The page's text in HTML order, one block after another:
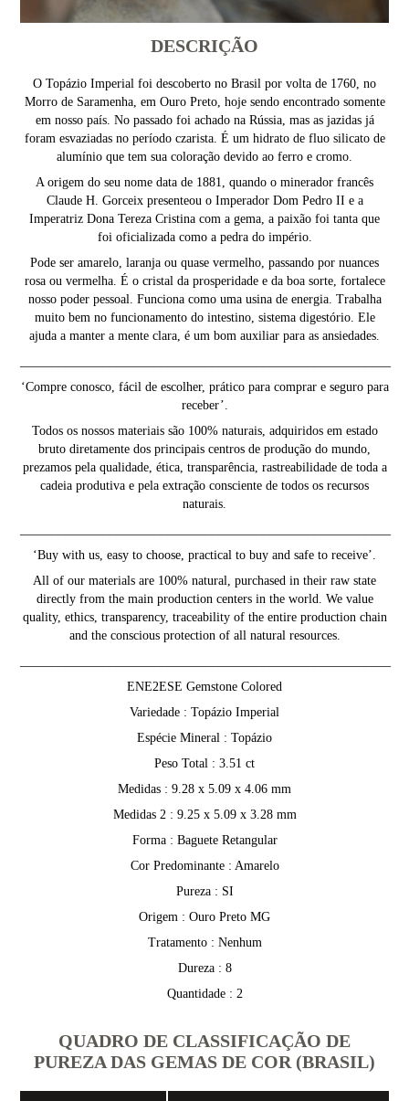
DESCRIÇÃO
O Topázio Imperial foi descoberto no Brasil por volta de 1760, no
Morro de Saramenha, em Ouro Preto, hoje sendo encontrado somente
em nosso país. No passado foi achado na Rússia, mas as jazidas já
foram esvaziadas no período czarista. É um hidrato de fluo silicato de
alumínio que tem sua coloração devido ao ferro e cromo.
A origem do seu nome data de 1881, quando o minerador francês
Claude H. Gorceix presenteou o Imperador Dom Pedro II e a
Imperatriz Dona Tereza Cristina com a gema, a paixão foi tanta que
foi oficializada como a pedra do império.
Pode ser amarelo, laranja ou quase vermelho, passando por nuances
rosa ou vermelha. É o cristal da prosperidade e da boa sorte, fortalece
nosso poder pessoal. Funciona como uma usina de energia. Trabalha
muito bem no funcionamento do intestino, sistema digestório. Ele
ajuda a manter a mente clara, é um bom auxiliar para as ansiedades.
‘Compre conosco, fácil de escolher, prático para comprar e seguro para
receber’.
Todos os nossos materiais são 100% naturais, adquiridos em estado
bruto diretamente dos principais centros de produção do mundo,
prezamos pela qualidade, ética, transparência, rastreabilidade de toda a
cadeia produtiva e pela extração consciente de todos os recursos
naturais.
‘Buy with us, easy to choose, practical to buy and safe to receive’.
All of our materials are 100% natural, purchased in their raw state
directly from the main production centers in the world. We value
quality, ethics, transparency, traceability of the entire production chain
and the conscious protection of all natural resources.
ENE2ESE Gemstone Colored
Variedade : Topázio Imperial
Espécie Mineral : Topázio
Peso Total : 3.51 ct
Medidas : 9.28 x 5.09 x 4.06 mm
Medidas 2 : 9.25 x 5.09 x 3.28 mm
Forma : Baguete Retangular
Cor Predominante : Amarelo
Pureza : SI
Origem : Ouro Preto MG
Tratamento : Nenhum
Dureza : 8
Quantidade : 2
QUADRO DE CLASSIFICAÇÃO DE
PUREZA DAS GEMAS DE COR (BRASIL)